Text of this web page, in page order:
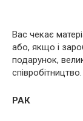
Вас чекає
або, якщо і
подарунок,
співробітництво.
РАК